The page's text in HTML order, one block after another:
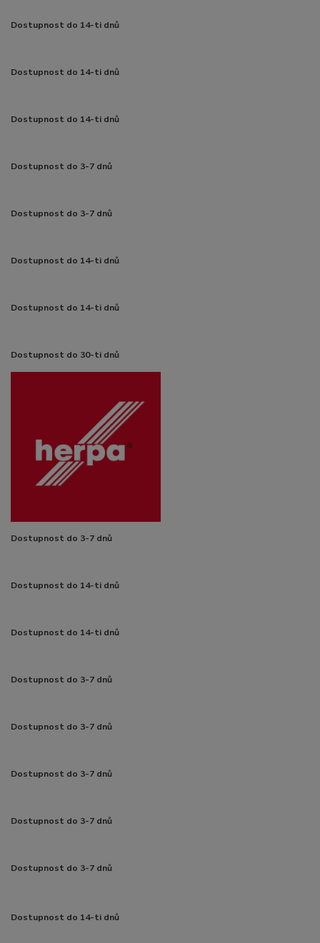
Dostupnost do 14-ti dnů
Dostupnost do 14-ti dnů
Dostupnost do 14-ti dnů
Dostupnost do 3-7 dnů
Dostupnost do 3-7 dnů
Dostupnost do 14-ti dnů
Dostupnost do 14-ti dnů
Dostupnost do 30-ti dnů
Dostupnost do 3-7 dnů
Dostupnost do 14-ti dnů
Dostupnost do 14-ti dnů
Dostupnost do 3-7 dnů
Dostupnost do 3-7 dnů
Dostupnost do 3-7 dnů
Dostupnost do 3-7 dnů
Dostupnost do 3-7 dnů
Dostupnost do 14-ti dnů